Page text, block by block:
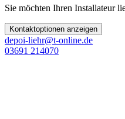
Sie möchten Ihren Installateur
Kontaktoptionen anzeigen
depoi-liehr@t-online.de
03691 214070